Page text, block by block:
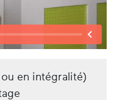
en intégralité)